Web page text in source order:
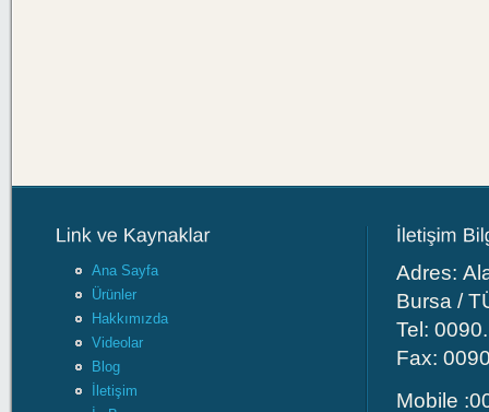
Ana Sayfa
Ürünler
Hakkımızda
Videolar
Blog
İletişim
Adres:
Bursa /
Tel:
Fax:
Mobile